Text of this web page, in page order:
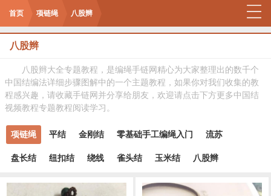
首页 项链绳 八股辫
八股辫
八股辫大全专题教程，是编绳手链网精心为大家整理出的数千个
中国结编法详细步骤图解中的一个主题教程，如果你对我们收集的教
程感兴趣，请收藏手链网并分享给朋友，欢迎请点击下方更多中国结
视频教程专题教程阅读学习。
项链绳 平结 金刚结 零基础手工编绳入门 流苏
盘长结 纽扣结 绕线 雀头结 玉米结 八股辫